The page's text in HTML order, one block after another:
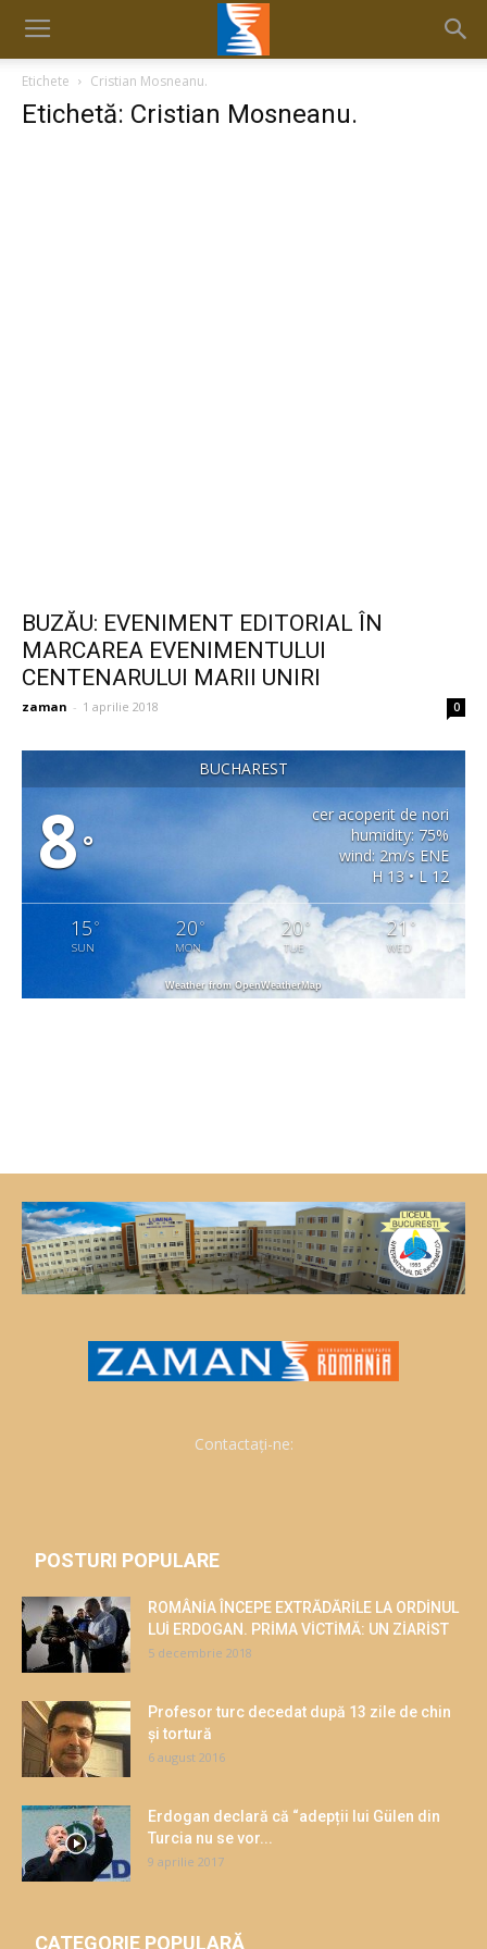
Etichete Cristian Mosneanu.
Etichetă: Cristian Mosneanu.
BUZĂU: EVENIMENT EDITORIAL ÎN
MARCAREA EVENIMENTULUI
CENTENARULUI MARII UNIRI
zaman - 1 aprilie 2018 0
BUCHAREST
8°
cer acoperit de nori
humidity: 75%
wind: 2m/s ENE
H 13 • L 12
15°
SUN
20°
MON
20°
TUE
21°
WED
Weather from OpenWeatherMap
Contactați-ne:
POSTURI POPULARE
ROMÂNİA ÎNCEPE EXTRĂDĂRİLE LA ORDİNUL
LUİ ERDOGAN. PRİMA VİCTİMĂ: UN ZİARİST
5 decembrie 2018
Profesor turc decedat după 13 zile de chin
și tortură
6 august 2016
Erdogan declară că “adepții lui Gülen din
Turcia nu se vor...
9 aprilie 2017
CATEGORIE POPULARĂ